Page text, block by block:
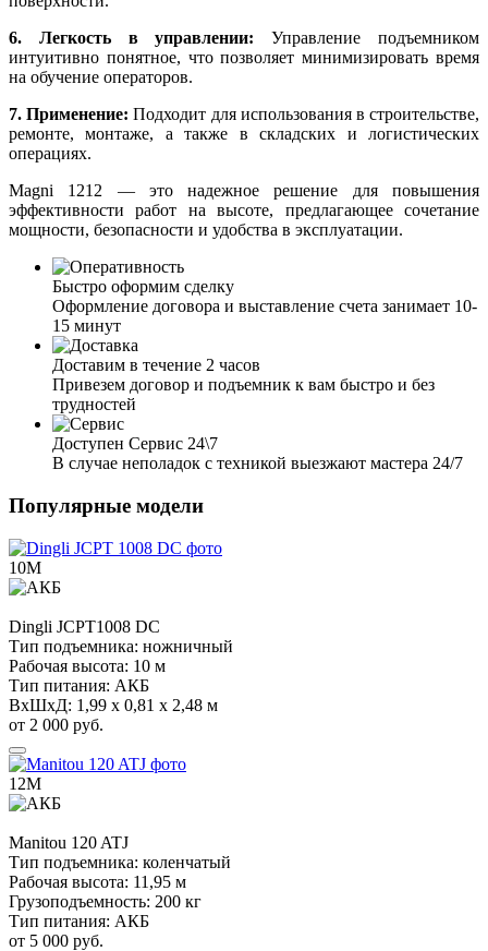
6. Легкость в управлении: Управление подъемником
интуитивно понятное, что позволяет минимизировать время
на обучение операторов.
7. Применение: Подходит для использования в строительстве,
ремонте, монтаже, а также в складских и логистических
операциях.
Magni 1212 — это надежное решение для повышения
эффективности работ на высоте, предлагающее сочетание
мощности, безопасности и удобства в эксплуатации.
Быстро оформим сделку
Оформление договора и выставление счета занимает 10-
15 минут
Доставим в течение 2 часов
Привезем договор и подъемник к вам быстро и без
трудностей
Доступен Сервис 24\7
В случае неполадок с техникой выезжают мастера 24/7
Популярные модели
10М
Dingli JCPT1008 DC
Тип подъемника: ножничный
Рабочая высота: 10 м
Тип питания: АКБ
ВхШхД: 1,99 х 0,81 х 2,48 м
от 2 000 руб.
12М
Manitou 120 ATJ
Тип подъемника: коленчатый
Рабочая высота: 11,95 м
Грузоподъемность: 200 кг
Тип питания: АКБ
от 5 000 руб.